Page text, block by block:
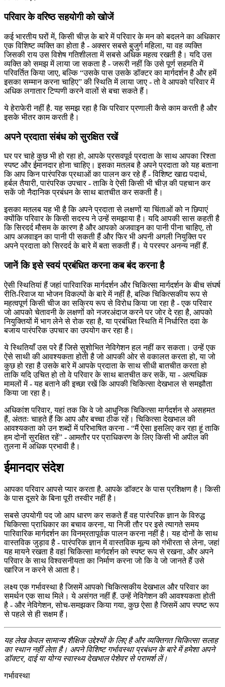
परिवार के वरिष्ठ सहयोगी को खोजें
कई भारतीय घरों में, किसी चीज़ के बारे में परिवार के मन को बदलने का अधिकार
एक विशिष्ट व्यक्ति का होता है - अक्सर सबसे बुजुर्ग महिला, या वह व्यक्ति
जिसकी राय उस विशेष गतिशीलता में सबसे अधिक महत्व रखती है। यदि उस
व्यक्ति को समझ में लाया जा सकता है - जरूरी नहीं कि उसे पूर्ण सहमति में
परिवर्तित किया जाए, बल्कि “उसके पास उसके डॉक्टर का मार्गदर्शन है और हमें
इसका सम्मान करना चाहिए” की स्थिति में लाया जाए - तो वे आपको परिवार में
अधिक लगातार टिप्पणी करने वालों से बचा सकते हैं।
ये हेराफेरी नहीं है. यह समझ रहा है कि परिवार प्रणाली कैसे काम करती है और
इसके भीतर काम करती है।
अपने प्रदाता संबंध को सुरक्षित रखें
घर पर चाहे कुछ भी हो रहा हो, आपके प्रसवपूर्व प्रदाता के साथ आपका रिश्ता
स्पष्ट और ईमानदार होना चाहिए। इसका मतलब है अपने प्रदाता को यह बताना
कि आप किन पारंपरिक प्रथाओं का पालन कर रहे हैं - विशिष्ट खाद्य पदार्थ,
हर्बल तैयारी, पारंपरिक उपचार - ताकि वे ऐसी किसी भी चीज़ की पहचान कर
सकें जो नैदानिक ​​​​प्रबंधन के साथ बातचीत कर सकती है।
इसका मतलब यह भी है कि अपने प्रदाता से लक्षणों या चिंताओं को न छिपाएं
क्योंकि परिवार के किसी सदस्य ने उन्हें समझाया है। यदि आपकी सास कहती है
कि सिरदर्द मौसम के कारण है और आपको अजवाइन का पानी पीना चाहिए, तो
आप अजवाइन का पानी पी सकती हैं और फिर भी अपनी अगली नियुक्ति पर
अपने प्रदाता को सिरदर्द के बारे में बता सकती हैं। ये परस्पर अनन्य नहीं हैं.
जानें कि इसे स्वयं प्रबंधित करना कब बंद करना है
ऐसी स्थितियां हैं जहां पारिवारिक मार्गदर्शन और चिकित्सा मार्गदर्शन के बीच संघर्ष
रीति-रिवाज या भोजन विकल्पों के बारे में नहीं है, बल्कि चिकित्सकीय रूप से
महत्वपूर्ण किसी चीज का सक्रिय रूप से विरोध किया जा रहा है - एक परिवार
जो आपको चेतावनी के लक्षणों को नजरअंदाज करने पर जोर दे रहा है, आपको
नियुक्तियों में भाग लेने से रोक रहा है, या प्रबंधित स्थिति में निर्धारित दवा के
बजाय पारंपरिक उपचार का उपयोग कर रहा है।
ये स्थितियाँ उस परे हैं जिसे सुशोभित नेविगेशन हल नहीं कर सकता। उन्हें एक
ऐसे साथी की आवश्यकता होती है जो आपकी ओर से वकालत करता हो, या जो
कुछ हो रहा है उसके बारे में आपके प्रदाता के साथ सीधी बातचीत करता हो
ताकि यदि उचित हो तो वे परिवार के साथ बातचीत कर सकें, या - अत्यधिक
मामलों में - यह बताने की इच्छा रखें कि आपकी चिकित्सा देखभाल से समझौता
किया जा रहा है।
अधिकांश परिवार, यहां तक ​​कि वे जो आधुनिक चिकित्सा मार्गदर्शन से असहमत
हैं, अंततः चाहते हैं कि आप और बच्चा ठीक रहें। चिकित्सा देखभाल की
आवश्यकता को उन शब्दों में परिभाषित करना - “मैं ऐसा इसलिए कर रहा हूं ताकि
हम दोनों सुरक्षित रहें” - आमतौर पर प्राधिकरण के लिए किसी भी अपील की
तुलना में अधिक प्रभावी है।
ईमानदार संदेश
आपका परिवार आपसे प्यार करता है. आपके डॉक्टर के पास प्रशिक्षण है। किसी
के पास दूसरे के बिना पूरी तस्वीर नहीं है।
सबसे उपयोगी पद जो आप धारण कर सकते हैं वह पारंपरिक ज्ञान के विरुद्ध
चिकित्सा प्राधिकार का बचाव करना, या निजी तौर पर इसे त्यागते समय
पारिवारिक मार्गदर्शन का विनम्रतापूर्वक पालन करना नहीं है। यह दोनों के साथ
वास्तविक जुड़ाव है - पारंपरिक ज्ञान में वास्तविक मूल्य को गंभीरता से लेना, जहां
यह मायने रखता है वहां चिकित्सा मार्गदर्शन को स्पष्ट रूप से रखना, और अपने
परिवार के साथ विश्वसनीयता का निर्माण करना जो कि वे जो जानते हैं उसे
खारिज न करने से आता है।
लक्ष्य एक गर्भावस्था है जिसमें आपको चिकित्सकीय देखभाल और परिवार का
समर्थन एक साथ मिले। ये असंगत नहीं हैं. उन्हें नेविगेशन की आवश्यकता होती
है - और नेविगेशन, सोच-समझकर किया गया, कुछ ऐसा है जिसमें आप स्पष्ट रूप
से पहले से ही सक्षम हैं।
यह लेख केवल सामान्य शैक्षिक उद्देश्यों के लिए है और व्यक्तिगत चिकित्सा सलाह
का स्थान नहीं लेता है। अपने विशिष्ट गर्भावस्था प्रबंधन के बारे में हमेशा अपने
डॉक्टर, दाई या योग्य स्वास्थ्य देखभाल पेशेवर से परामर्श लें।
गर्भावस्था